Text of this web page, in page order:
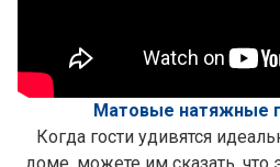
Матовые натяжные
Когда гости удивятся